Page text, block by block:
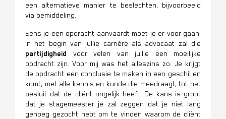
een alternatieve manier te beslechten, bijvoorbeeld
via bemiddeling.
Eens je een opdracht aanvaardt moet je er voor gaan.
In het begin van jullie carrière als advocaat zal die
partijdigheid
voor velen van jullie een moeilijke
opdracht zijn. Voor mij was het alleszins zo. Je krijgt
de opdracht een conclusie te maken in een geschil en
komt, met alle kennis en kunde die meedraagt, tot het
besluit dat de cliënt ongelijk heeft. De kans is groot
dat je stagemeester je zal zeggen dat je niet lang
genoeg gezocht hebt om te vinden waarom de cliënt